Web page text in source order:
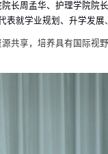
院长周孟华、护理学院院
表就学业规划、升学发展、
共享，培养具有国际视